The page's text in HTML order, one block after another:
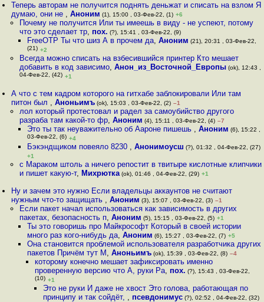
Теперь авторам не получится поднять деньжат и списать на взлом Я
думаю, они не ,Аноним (1), 15:00 , 03-Фев-22, (1) +6
Почему не получится Или ты имеешь в виду - не успеют, потому
что это сделает тр, пох. (?), 15:41 , 03-Фев-22, (9)
FreeOTP Ты что шиз А в прочем да, Аноним (21), 20:31 , 03-Фев-22,
(21) +2
Всегда можно списать на взбесившийся принтер Кто мешает
добавить в код зависимо, Анон_из_Восточной_Европы(ok), 12:43 ,
04-Фев-22, (42) +1
А что с тем кадром которого на гитхабе заблокировали Или там
питон был ,Аноньимъ (ok), 15:03 , 03-Фев-22, (2) –1
лол который протестовал и радел за самоубийство другого
разраба там какой-то фр, Аноним (4), 15:11 , 03-Фев-22, (4) –7
Это ты так неуважительно об Аароне пишешь , Аноним (6), 15:22 ,
03-Фев-22, (6) +4
Бэкэндщиком повеяло 8230 , Анонимоусш (?), 01:32 , 04-Фев-22, (27)
+1
с Мараком штоль а ничего репостит в твитыре кислотные клипчики
и пишет какую-т, Михрютка(ok), 01:46 , 04-Фев-22, (29) +1
Ну и зачем это нужно Если владельцы аккаунтов не считают
нужным что-то защищать ,Аноним (3), 15:07 , 03-Фев-22, (3) –1
Если пакет начал использоваться как зависимость в других
пакетах, безопасность п, Аноним (5), 15:15 , 03-Фев-22, (5) +1
Ты это говоришь про Майкрософт Который в своей истории
много раз кого-нибудь да, Аноним (6), 15:27 , 03-Фев-22, (7) +5
Она становится проблемой использователя разработчика других
пакетов Причём тут М , Аноньимъ(ok), 15:39 , 03-Фев-22, (8) –4
которому конечно мешает зафиксировать именно
проверенную версию что А, руки Ра, пох. (?), 15:43 , 03-Фев-22,
(10) +1
Это не руки И даже не хвост Это голова, работающая по
принципу и так сойдёт, , псевдонимус(?), 02:52 , 04-Фев-22, (32)